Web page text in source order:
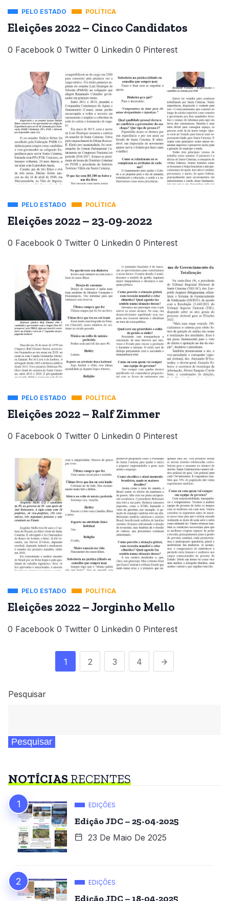
PELO ESTADO POLÍTICA
Eleições 2022 – Cinco Candidatos
0 Facebook 0 Twitter 0 Linkedin 0 Pinterest
PELO ESTADO POLÍTICA
Eleições 2022 – 23-09-2022
0 Facebook 0 Twitter 0 Linkedin 0 Pinterest
PELO ESTADO POLÍTICA
Eleições 2022 – Ralf Zimmer
0 Facebook 0 Twitter 0 Linkedin 0 Pinterest
PELO ESTADO POLÍTICA
Eleições 2022 – Jorginho Mello
0 Facebook 0 Twitter 0 Linkedin 0 Pinterest
1 2 3 4
Pesquisar
Pesquisar
NOTÍCIASRECENTES
EDIÇÕES
Edição JDC – 25-04-2025
23 De Maio De 2025
EDIÇÕES
Edição JDC – 18-04-2025